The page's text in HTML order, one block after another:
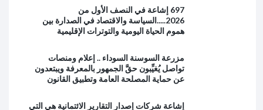
697 إشاعة في النصف الأول من
2026.....السياسة والاقتصاد في الصدارة بين
هموم الحياة اليومية والتوترات الإقليمية
مزرعة السوسنة السوداء .. إعلام ومنصات
تواصل يُغيِّبون حقَّ الجمهور بالمعرفة ويبتعدون
عن حماية المصلحة العامة وتطبيق القانون
إشاعة شركات إصدار التقارير الائتمانية هي التي